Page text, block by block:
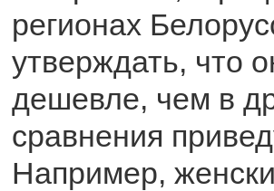
регионах
утверждать, что
дешевле, чем в
сравнения
Например,